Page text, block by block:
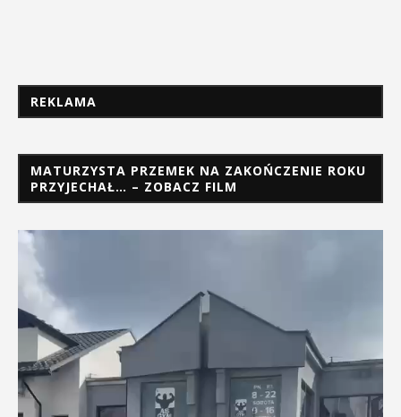
REKLAMA
MATURZYSTA PRZEMEK NA ZAKOŃCZENIE ROKU
PRZYJECHAŁ… – ZOBACZ FILM
Odtwarzacz